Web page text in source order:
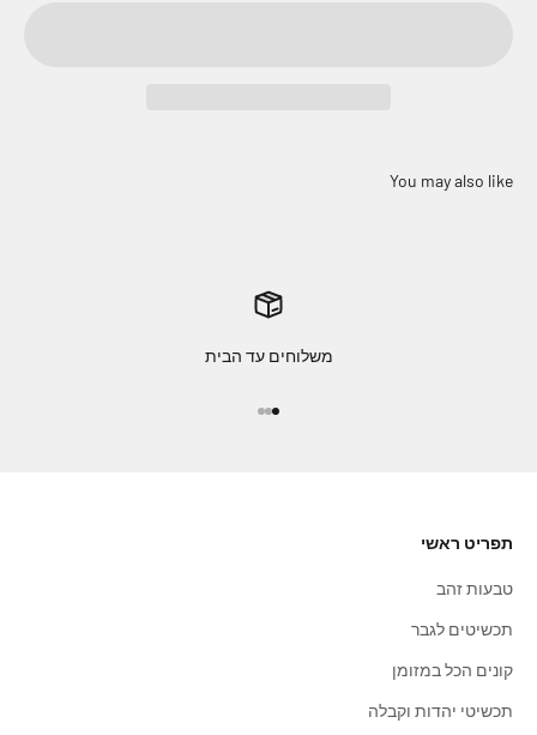
משלוחים עד הבית
תפריט ראשי
טבעות זהב
תכשיטים לגבר
קונים הכל במזומן
תכשיטי יהדות וקבלה